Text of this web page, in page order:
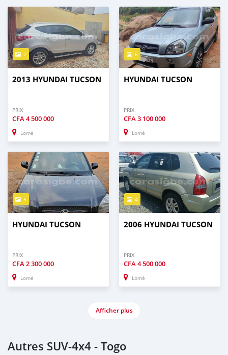
2
2013 HYUNDAI TUCSON
PRIX
CFA4 500 000
Lomé
6
HYUNDAI TUCSON
PRIX
CFA3 100 000
Lomé
5
HYUNDAI TUCSON
PRIX
CFA2 300 000
Lomé
4
2006 HYUNDAI TUCSON
PRIX
CFA4 500 000
Lomé
Afficher plus
Autres SUV‒4x4 - Togo